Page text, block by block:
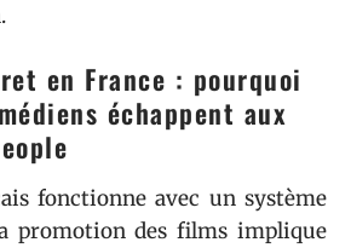
en France : pourquoi
échappent aux
fonctionne avec un système
promotion des films implique